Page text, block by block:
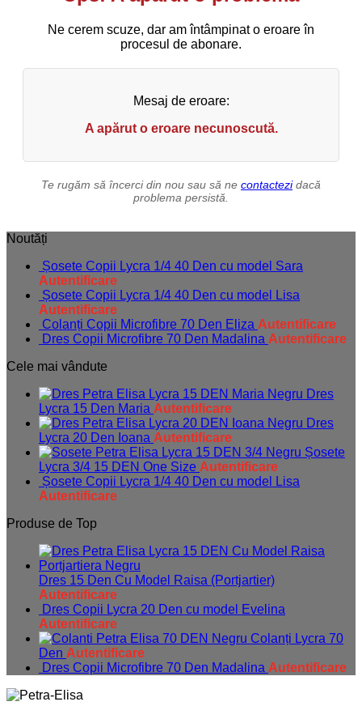
Ne cerem scuze, dar am întâmpinat o eroare în
procesul de abonare.
Mesaj de eroare:
A apărut o eroare necunoscută.
Te rugăm să încerci din nou sau să ne contactezidacă
problema persistă.
Noutăți
Șosete Copii Lycra 1/4 40 Den cu model Sara
Autentificare
Șosete Copii Lycra 1/4 40 Den cu model Lisa
Autentificare
Colanți Copii Microfibre 70 Den Eliza Autentificare
Dres Copii Microfibre 70 Den Madalina Autentificare
Cele mai vândute
Dres
Lycra 15 Den Maria Autentificare
Dres
Lycra 20 Den Ioana Autentificare
Șosete
Lycra 3/4 15 DEN One Size Autentificare
Șosete Copii Lycra 1/4 40 Den cu model Lisa
Autentificare
Produse de Top
Dres 15 Den Cu Model Raisa (Portjartier)
Autentificare
Dres Copii Lycra 20 Den cu model Evelina
Autentificare
Colanți Lycra 70
Den Autentificare
Dres Copii Microfibre 70 Den Madalina Autentificare